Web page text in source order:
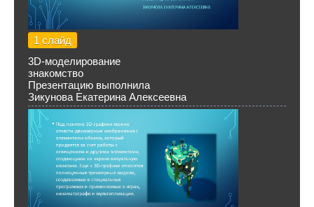
1 слайд
3D-моделирование
знакомство
Презентацию выполнила
Зикунова Екатерина Алексеевна